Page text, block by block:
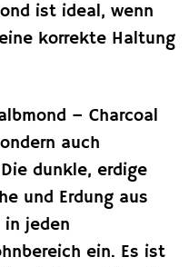
ist ideal, wenn
korrekte Haltung
– Charcoal
auch
dunkle, erdige
und Erdung aus
jeden
ein. Es ist